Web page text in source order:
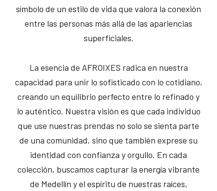
símbolo de un estilo de vida que valora la conexión
entre las personas más allá de las apariencias
superficiales.
La esencia de AFROIXES radica en nuestra
capacidad para unir lo sofisticado con lo cotidiano,
creando un equilibrio perfecto entre lo refinado y
lo auténtico. Nuestra visión es que cada individuo
que use nuestras prendas no solo se sienta parte
de una comunidad, sino que también exprese su
identidad con confianza y orgullo. En cada
colección, buscamos capturar la energía vibrante
de Medellín y el espíritu de nuestras raíces,